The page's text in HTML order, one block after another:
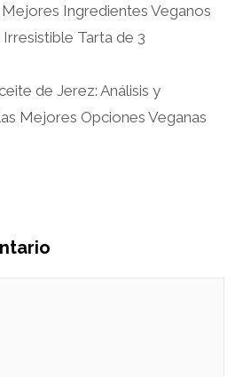
Mejores Ingredientes Veganos
Tarta de 3
de Jerez: Análisis y
Mejores Opciones Veganas